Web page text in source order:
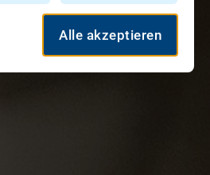
Alle akzeptieren